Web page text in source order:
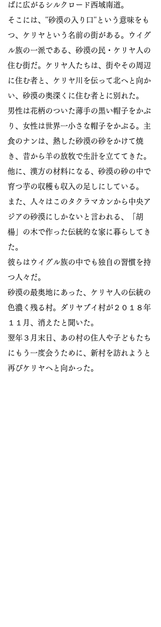
ばに広がるシルクロード西域南道。
そこには、''砂漠の入り口''という意味をも
つ、ケリヤという名前の街がある。ウイグ
ル族の一派である、砂漠の民・ケリヤ人の
住む街だ。ケリヤ人たちは、街やその周辺
に住む者と、ケリヤ川を伝って北へと向か
い、砂漠の奥深くに住む者とに別れた。
男性は花柄のついた薄手の黒い帽子をかぶ
り、女性は世界一小さな帽子をかぶる。主
食のナンは、熱した砂漠の砂をかけて焼
き、昔から羊の放牧で生計を立ててきた。
他に、漢方の材料になる、砂漠の砂の中で
育つ芋の収穫も収入の足しにしている。
また、人々はこのタクラマカンから中央ア
ジアの砂漠にしかないと言われる、「 胡
楊」の木で作った伝統的な家に暮らしてき
た。
彼らはウイグル族の中でも独自の習慣を持
つ人々だ。
砂漠の最奥地にあった、ケリヤ人の伝統の
色濃く残る村。ダリヤブイ村が２０１８年
１１月、消えたと聞いた。
翌年３月末日、あの村の住人や子どもたち
にもう一度会うために、新村を訪れようと
再びケリヤへと向かった。